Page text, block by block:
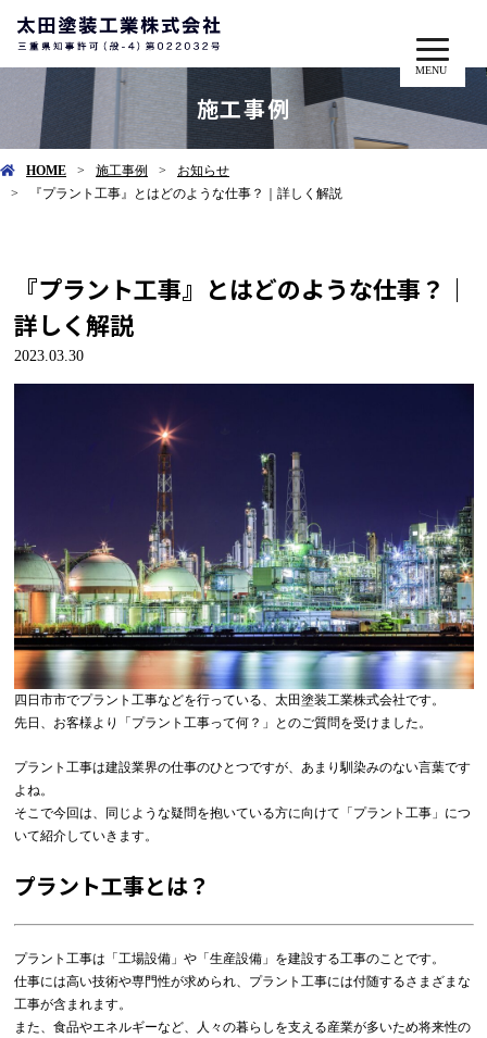
MENU
施工事例
HOME 施工事例
お知らせ
『プラント工事』とはどのような仕事？｜詳しく解説
『プラント工事』とはどのような仕事？｜
詳しく解説
2023.03.30
四日市市でプラント工事などを行っている、太田塗装工業株式会社です。
先日、お客様より「プラント工事って何？」とのご質問を受けました。
プラント工事は建設業界の仕事のひとつですが、あまり馴染みのない言葉です
よね。
そこで今回は、同じような疑問を抱いている方に向けて「プラント工事」につ
いて紹介していきます。
プラント工事とは？
プラント工事は「工場設備」や「生産設備」を建設する工事のことです。
仕事には高い技術や専門性が求められ、プラント工事には付随するさまざまな
工事が含まれます。
また、食品やエネルギーなど、人々の暮らしを支える産業が多いため将来性の